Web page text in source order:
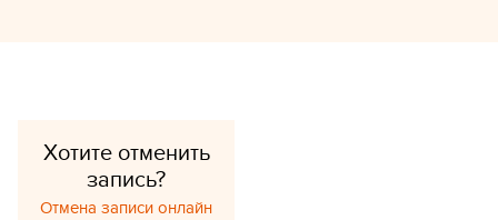
Хотите отменить
запись?
Отмена записи онлайн